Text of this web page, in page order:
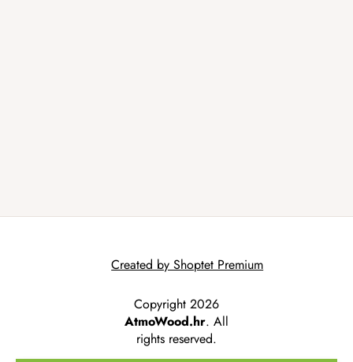
Created by Shoptet Premium
Copyright 2026
AtmoWood.hr. All
rights reserved.